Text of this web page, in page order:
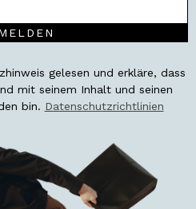
gelesen und erkläre, dass
mit seinem Inhalt und seinen
bin. Datenschutzrichtlinien